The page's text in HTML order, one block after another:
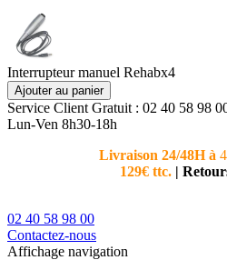
Interrupteur manuel Rehabx4
Ajouter au panier
Service Client Gratuit : 02 40 58 98
Lun-Ven 8h30-18h
Livraison 24/48H à
129€ ttc. |
02 40 58 98 00
Contactez-nous
Affichage navigation